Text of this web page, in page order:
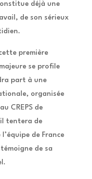
déjà une
de son sérieux
première
se profile
part à une
organisée
CREPS de
tentera de
de France
de sa